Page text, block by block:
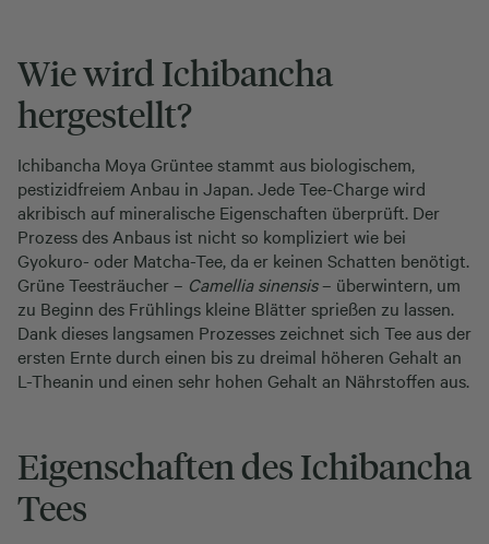
Wie wird Ichibancha
hergestellt?
Ichibancha Moya Grüntee stammt aus biologischem,
pestizidfreiem Anbau in Japan. Jede Tee-Charge wird
akribisch auf mineralische Eigenschaften überprüft. Der
Prozess des Anbaus ist nicht so kompliziert wie bei
Gyokuro- oder Matcha-Tee, da er keinen Schatten benötigt.
Grüne Teesträucher – Camellia sinensis– überwintern, um
zu Beginn des Frühlings kleine Blätter sprießen zu lassen.
Dank dieses langsamen Prozesses zeichnet sich Tee aus der
ersten Ernte durch einen bis zu dreimal höheren Gehalt an
L-Theanin und einen sehr hohen Gehalt an Nährstoffen aus.
Eigenschaften des Ichibancha
Tees